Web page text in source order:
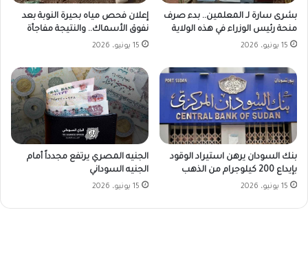
بشرى سارة لـ المعلمين.. بدء صرف
منحة رئيس الوزراء في هذه الولاية
15 يونيو، 2026
إعلان فحص مياه بحيرة النوبة بعد
نفوق الأسماك.. والنتيجة مفاجأة
15 يونيو، 2026
بنك السودان يرهن استيراد الوقود
بإيداع 200 كيلوجرام من الذهب
15 يونيو، 2026
الجنيه المصري يرتفع مجدداً أمام
الجنيه السوداني
15 يونيو، 2026